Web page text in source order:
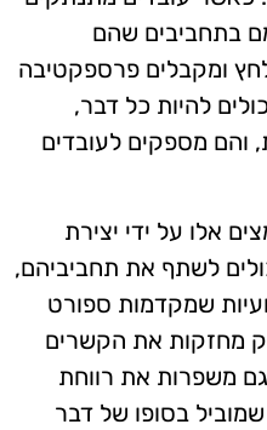
בתחביבים שהם
ומקבלים פרספקטיבה
להיות כל דבר,
והם מספקים לעובדים
אלו על ידי יצירת
לשתף את תחביביהם,
שמקדמות ספורט
מחזקות את הקשרים
משפרות את רווחת
בסופו של דבר